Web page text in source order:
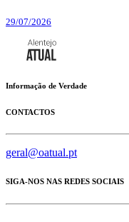
29/07/2026
Informação de Verdade
CONTACTOS
geral@oatual.pt
SIGA-NOS NAS REDES SOCIAIS